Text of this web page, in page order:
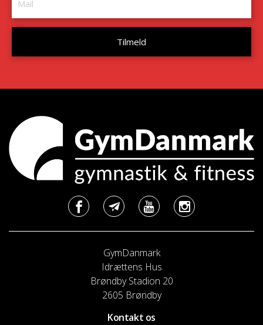
GymDanmark
Idrættens Hus
Brøndby Stadion 20
2605 Brøndby
Kontakt os